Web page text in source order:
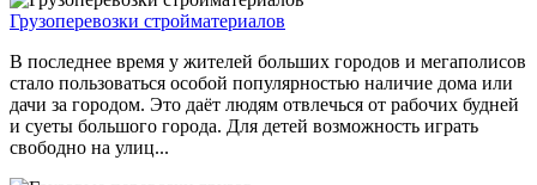
Грузоперевозки стройматериалов
В последнее время у жителей больших городов и мегаполисов
стало пользоваться особой популярностью наличие дома или
дачи за городом. Это даёт людям отвлечься от рабочих будней
и суеты большого города. Для детей возможность играть
свободно на улиц...